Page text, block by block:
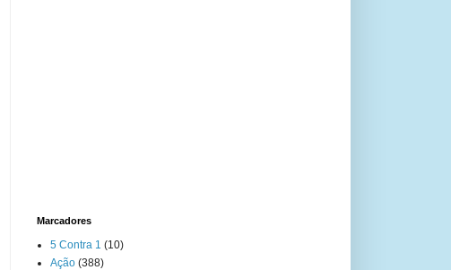
Marcadores
5 Contra 1 (10)
Ação (388)